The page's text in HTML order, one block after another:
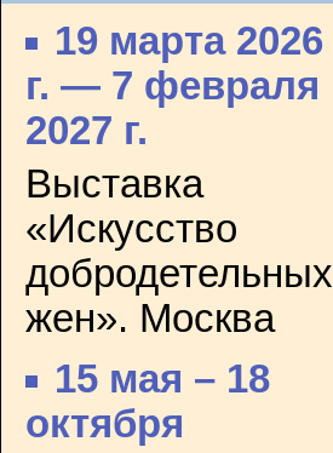
19 марта 2026
г. — 7 февраля
2027 г.
Выставка
«Искусство
добродетельных
жен». Москва
15 мая – 18
октября